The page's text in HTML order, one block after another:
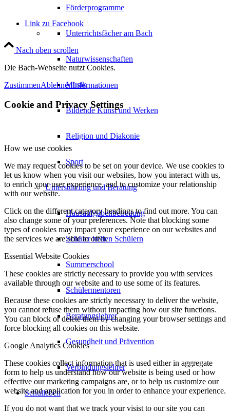
Förderprogramme
Unterrichtsfächer am Bach
Naturwissenschaften
Musik
Bildende Kunst und Werken
Religion und Diakonie
Sport
Unterstützung und Beratung
Hausaufgabenbetreuung
Schüler helfen Schülern
Summerschool
Schülermentoren
Beratungslehrer
Gesundheit und Prävention
Verbindungslehrer
Schulleben
Link zu Facebook
Nach oben scrollen
Die Bach-Webseite nutzt Cookies.
ZustimmenAblehnenInformationen
Cookie and Privacy Settings
How we use cookies
We may request cookies to be set on your device. We use cookies to
let us know when you visit our websites, how you interact with us,
to enrich your user experience, and to customize your relationship
with our website.
Click on the different category headings to find out more. You can
also change some of your preferences. Note that blocking some
types of cookies may impact your experience on our websites and
the services we are able to offer.
Essential Website Cookies
These cookies are strictly necessary to provide you with services
available through our website and to use some of its features.
Because these cookies are strictly necessary to deliver the website,
you cannot refuse them without impacting how our site functions.
You can block or delete them by changing your browser settings and
force blocking all cookies on this website.
Google Analytics Cookies
These cookies collect information that is used either in aggregate
form to help us understand how our website is being used or how
effective our marketing campaigns are, or to help us customize our
website and application for you in order to enhance your experience.
If you do not want that we track your visist to our site you can